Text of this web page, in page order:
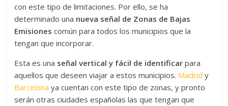
con este tipo de limitaciones. Por ello, se ha
determinado una nueva señal de Zonas de Bajas
Emisiones común para todos los municipios que la
tengan que incorporar.
Esta es una señal vertical y fácil de identificar para
aquellos que deseen viajar a estos municipios. Madrid y
Barcelona ya cuentan con este tipo de zonas, y pronto
serán otras ciudades españolas las que tengan que